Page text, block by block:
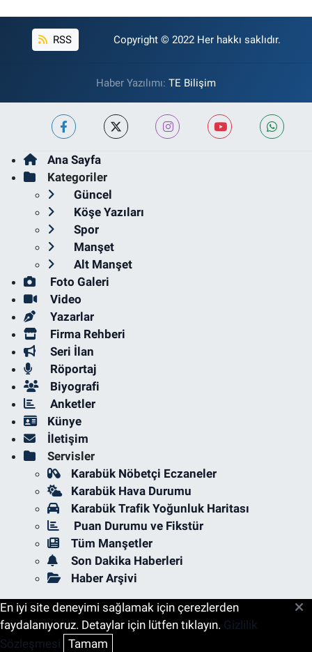
RSS Copyright © 2022 Her hakkı saklıdır.
Haber Yazılımı: TE Bilişim
Ana Sayfa
Kategoriler
Güncel
Köşe Yazıları
Spor
Manşet
Alt Manşet
Foto Galeri
Video
Yazarlar
Firma Rehberi
Seri İlan
Röportaj
Biyografi
Anketler
Künye
İletişim
Servisler
Karabük Nöbetçi Eczaneler
Karabük Hava Durumu
Karabük Trafik Yoğunluk Haritası
Puan Durumu ve Fikstür
Tüm Manşetler
Son Dakika Haberleri
Haber Arşivi
En iyi site deneyimi sağlamak için çerezlerden
faydalanıyoruz. Detaylar için lütfen tıklayın. Gizlilik
Sözleşmesi Tamam